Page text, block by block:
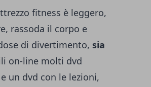
fitness è leggero,
rassoda il corpo e
di divertimento, sia
on-line molti dvd
un dvd con le lezioni,